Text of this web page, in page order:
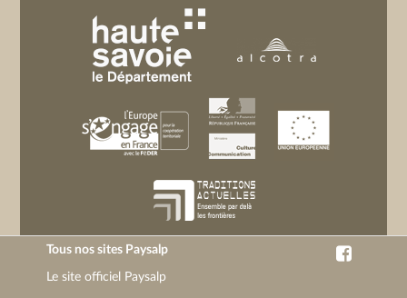
Tous nos sites Paysalp
Le site officiel Paysalp